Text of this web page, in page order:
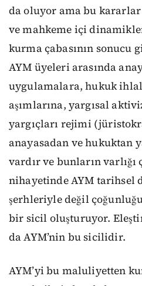
da oluyor ama bu
ve mahkeme içi
kurma çabasının sonucu
AYM üyeleri arasında
uygulamalara, hukuk
aşımlarına, yargısal
yargıçları rejimi
anayasadan ve hukuktan
vardır ve bunların
nihayetinde AYM tarihsel
şerhleriyle değil
bir sicil oluşturuyor.
da AYM’nin bu sicilidir.
AYM’yi bu maluliyetten